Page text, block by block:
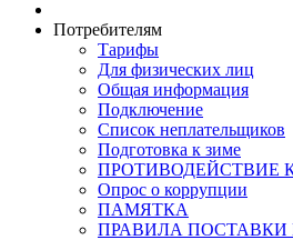
Потребителям
Тарифы
Для физических лиц
Общая информация
Подключение
Список неплательщиков
Подготовка к зиме
ПРОТИВОДЕЙСТВИЕ
Опрос о коррупции
ПАМЯТКА
ПРАВИЛА ПОСТАВКИ